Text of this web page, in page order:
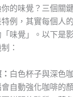
的味覺？三個關
例，其實每個人
味覺」。以下是
：
白色杯子與深色
會自動強化咖啡的